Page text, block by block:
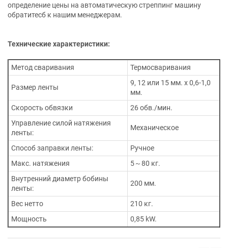
определение цены на автоматическую стреппинг машину
обратитесб к нашим менеджерам.
Технические характеристики:
Метод сваривания Термосваривания
Размер ленты
9, 12 или 15 мм. х 0,6-1,0
мм.
Скорость обвязки
26 обв./мин.
Управление силой натяжения
ленты:
Механическое
Способ заправки ленты:
Ручное
Макс. натяжения
5～80 кг.
Внутренний диаметр бобины
ленты:
200 мм.
Вес нетто
210 кг.
Мощность
0,85 kW.